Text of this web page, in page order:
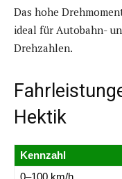
Das hohe
ideal für Autobahn-
Drehzahlen.
Hektik
Kennzahl
0–100 km/h